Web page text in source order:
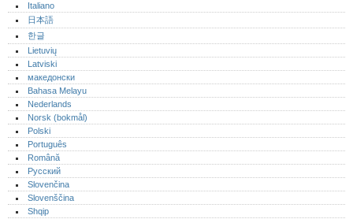
Italiano
日本語
한글
Lietuvių
Latviski
македонски
Bahasa Melayu
Nederlands
Norsk (bokmål)‎
Polski
Português‎
Română
Русский
Slovenčina
Slovenščina
Shqip